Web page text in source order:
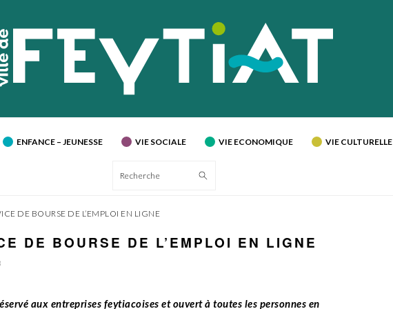
ENFANCE – JEUNESSE VIE SOCIALE VIE ECONOMIQUE VIE CULTURELLE
Recherche
DE BOURSE DE L’EMPLOI EN LIGNE
DE BOURSE DE L’EMPLOI EN LIGNE
aux entreprises feytiacoises et ouvert à toutes les personnes en